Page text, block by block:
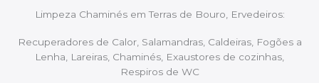
Limpeza Chaminés em Terras de Bouro, Ervedeiros:
Recuperadores de Calor, Salamandras, Caldeiras, Fogões a
Lenha, Lareiras, Chaminés, Exaustores de cozinhas,
Respiros de WC